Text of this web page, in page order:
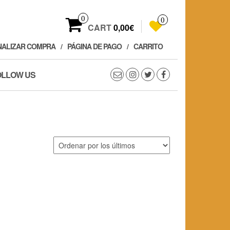
0
CART0,00€
0
COMPRA PÁGINA DE PAGO CARRITO
US